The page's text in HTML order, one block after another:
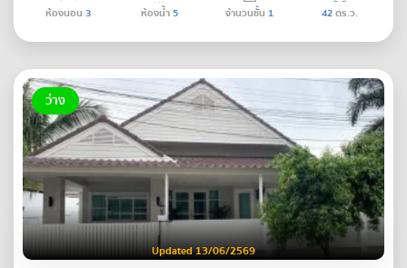
ห้องนอน 3 ห้องน้ำ5 จำนวนชั้น 1 42ตร.ว.
ว่าง
Updated 13/06/2569